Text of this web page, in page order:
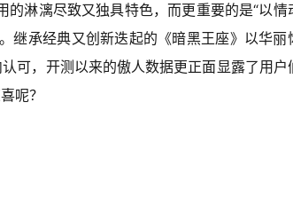
淋漓尽致又独具特色，而更重要的是“以情
继承经典又创新迭起的《暗黑王座》以华丽
可，开测以来的傲人数据更正面显露了用户
呢？